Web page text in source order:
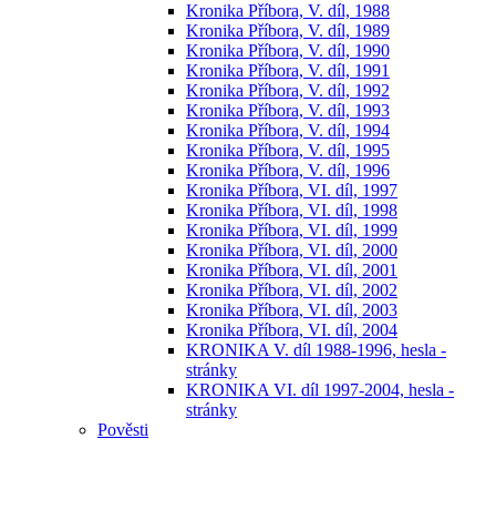
Kronika Příbora, V. díl, 1988
Kronika Příbora, V. díl, 1989
Kronika Příbora, V. díl, 1990
Kronika Příbora, V. díl, 1991
Kronika Příbora, V. díl, 1992
Kronika Příbora, V. díl, 1993
Kronika Příbora, V. díl, 1994
Kronika Příbora, V. díl, 1995
Kronika Příbora, V. díl, 1996
Kronika Příbora, VI. díl, 1997
Kronika Příbora, VI. díl, 1998
Kronika Příbora, VI. díl, 1999
Kronika Příbora, VI. díl, 2000
Kronika Příbora, VI. díl, 2001
Kronika Příbora, VI. díl, 2002
Kronika Příbora, VI. díl, 2003
Kronika Příbora, VI. díl, 2004
KRONIKA V. díl 1988-1996, hesla -
stránky
KRONIKA VI. díl 1997-2004, hesla -
stránky
Pověsti